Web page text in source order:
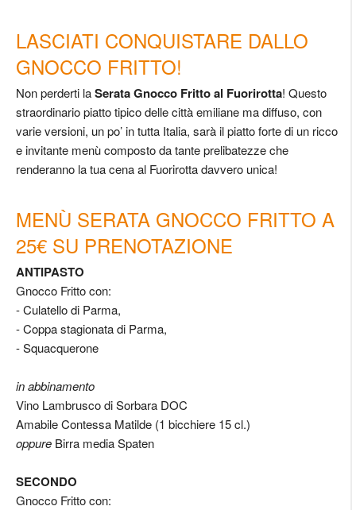
LASCIATI CONQUISTARE DALLO
GNOCCO FRITTO!
Non perderti laSerata Gnocco Fritto al Fuorirotta! Questo
straordinario piatto tipico delle città emiliane ma diffuso, con
varie versioni, un po’ in tutta Italia, sarà il piatto forte di un ricco
e invitante menù composto da tante prelibatezze che
renderanno la tua cena al Fuorirotta davvero unica!
MENÙ SERATA GNOCCO FRITTO A
25€ SU PRENOTAZIONE
ANTIPASTO
Gnocco Fritto con:
- Culatello di Parma,
- Coppa stagionata di Parma,
- Squacquerone
in abbinamento
Vino Lambrusco di Sorbara DOC
Amabile Contessa Matilde (1 bicchiere 15 cl.)
oppure Birra media Spaten
SECONDO
Gnocco Fritto con: